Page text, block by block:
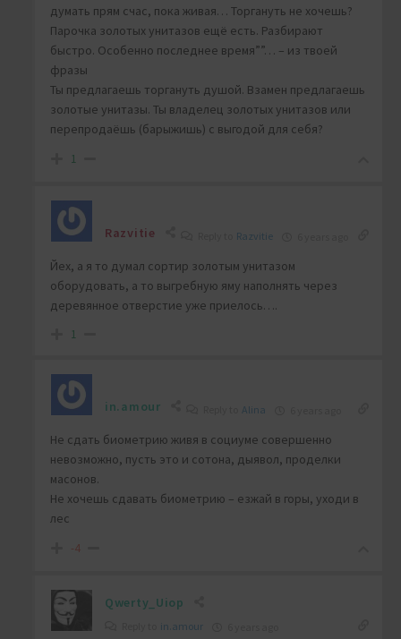
думать прям счас, пока живая… Торгануть не хочешь?
Парочка золотых унитазов ещё есть. Разбирают
быстро. Особенно последнее время””… – из твоей
фразы
Ты предлагаешь торгануть душой. Взамен предлагаешь
золотые унитазы. Ты владелец золотых унитазов или
перепродаёшь (барыжишь) с выгодой для себя?
1
Razvitie Razvitie
Йех, а я то думал сортир золотым унитазом
оборудовать, а то выгребную яму наполнять через
деревянное отверстие уже приелось….
1
in.amour Alina
Не сдать биометрию живя в социуме совершенно
невозможно, пусть это и сотона, дыявол, проделки
масонов.
Не хочешь сдавать биометрию – езжай в горы, уходи в
лес
-4
Qwerty_Uiop
in.amour